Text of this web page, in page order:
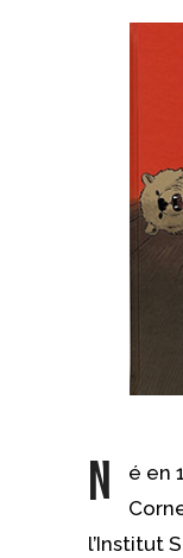
N
é en
l’Institut